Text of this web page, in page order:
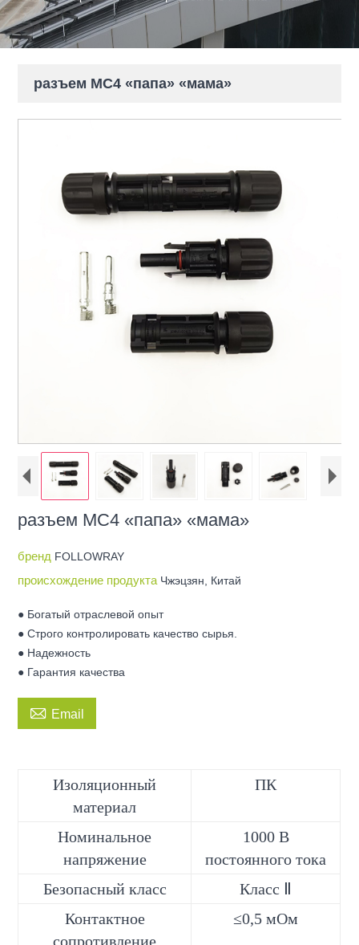
разъем MC4 «папа» «мама»
разъем MC4 «папа» «мама»
бренд FOLLOWRAY
происхождение продукта Чжэцзян, Китай
● Богатый отраслевой опыт
● Строго контролировать качество сырья.
● Надежность
● Гарантия качества
 Email
Изоляционный
материал
ПК
Номинальное
напряжение
1000 В
постоянного тока
Безопасный класс
Класс Ⅱ
Контактное
сопротивление
≤0,5 мОм